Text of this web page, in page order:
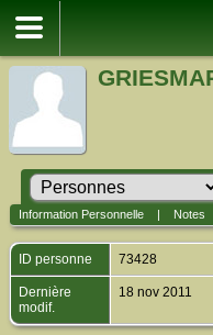
Information Personnelle| Notes
ID personne 73428
Dernière
modif.
18 nov 2011